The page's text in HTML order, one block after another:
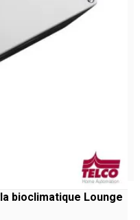
bioclimatique Lounge